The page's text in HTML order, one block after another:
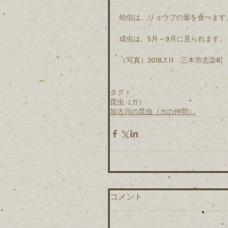
幼虫は、リョウブの葉を食べます
成虫は、5月～9月に見られます。
（写真）2018.7.11　三木市志染町
タグ：
昆虫（ガ）
加古川の昆虫（ガの仲間）
コメント